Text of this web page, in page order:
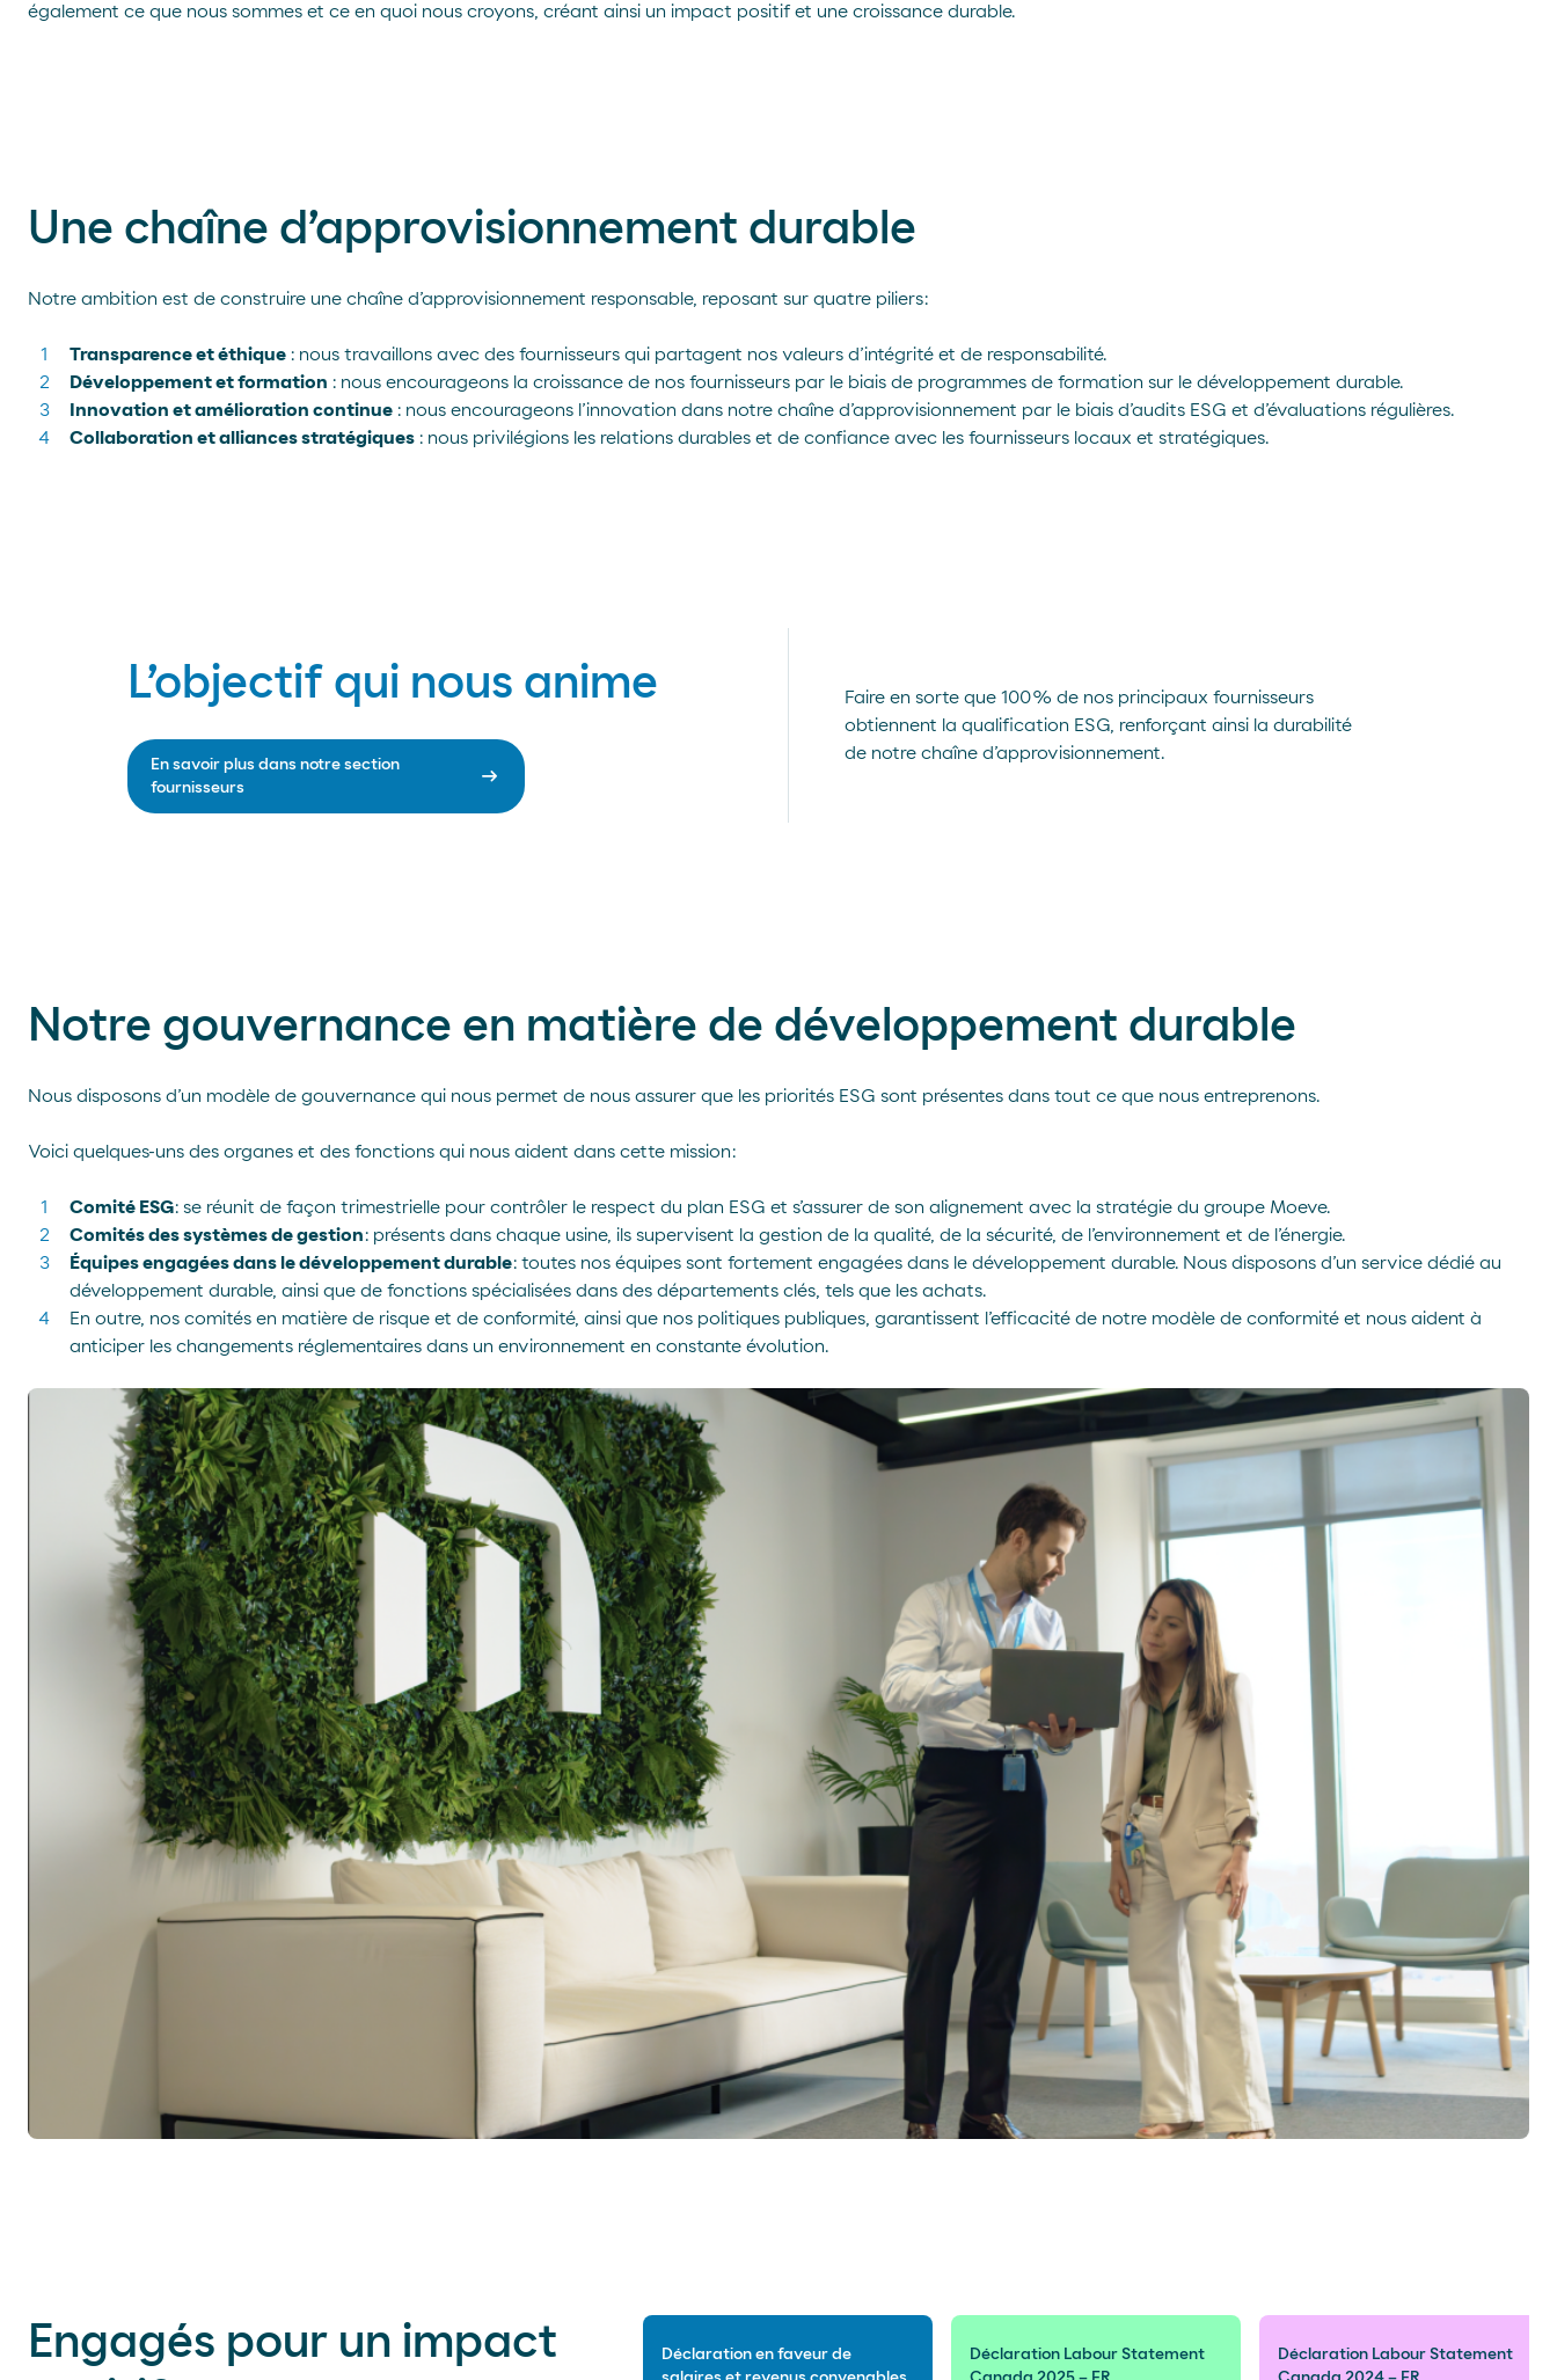
également ce que nous sommes et ce en quoi nous croyons, créant ainsi un impact positif et une croissance durable.
Une chaîne d’approvisionnement durable
Notre ambition est de construire une chaîne d’approvisionnement responsable, reposant sur quatre piliers :
Transparence et éthique : nous travaillons avec des fournisseurs qui partagent nos valeurs d’intégrité et de responsabilité.
Développement et formation : nous encourageons la croissance de nos fournisseurs par le biais de programmes de formation sur le développement durable.
Innovation et amélioration continue : nous encourageons l’innovation dans notre chaîne d’approvisionnement par le biais d’audits ESG et d’évaluations régulières.
Collaboration et alliances stratégiques : nous privilégions les relations durables et de confiance avec les fournisseurs locaux et stratégiques.
L’objectif qui nous anime
Faire en sorte que 100 % de nos principaux fournisseurs
obtiennent la qualification ESG, renforçant ainsi la durabilité
de notre chaîne d’approvisionnement.
En savoir plus dans notre section
fournisseurs
arrow_right_alt
Notre gouvernance en matière de développement durable
Nous disposons d’un modèle de gouvernance qui nous permet de nous assurer que les priorités ESG sont présentes dans tout ce que nous entreprenons.
Voici quelques-uns des organes et des fonctions qui nous aident dans cette mission :
Comité ESG: se réunit de façon trimestrielle pour contrôler le respect du plan ESG et s’assurer de son alignement avec la stratégie du groupe Moeve.
Comités des systèmes de gestion: présents dans chaque usine, ils supervisent la gestion de la qualité, de la sécurité, de l’environnement et de l’énergie.
Équipes engagées dans le développement durable: toutes nos équipes sont fortement engagées dans le développement durable. Nous disposons d’un service dédié au
développement durable, ainsi que de fonctions spécialisées dans des départements clés, tels que les achats.
En outre, nos comités en matière de risque et de conformité, ainsi que nos politiques publiques, garantissent l’efficacité de notre modèle de conformité et nous aident à
anticiper les changements réglementaires dans un environnement en constante évolution.
Engagés pour un impact
Déclaration en faveur de
Déclaration Labour Statement
Déclaration Labour Statement